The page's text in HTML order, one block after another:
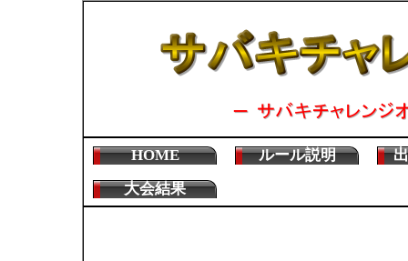
HOME ルール説明
大会結果